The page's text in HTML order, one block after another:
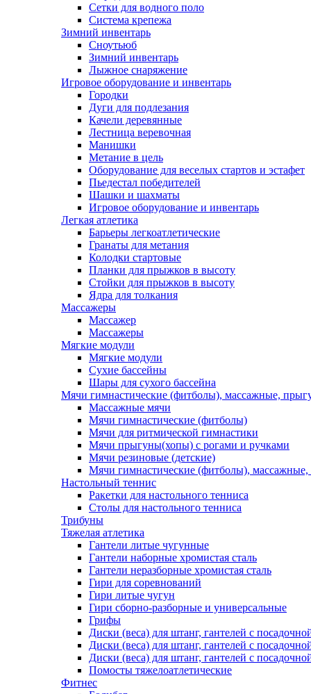
Сетки для водного поло
Система крепежа
Зимний инвентарь
Сноутьюб
Зимний инвентарь
Лыжное снаряжение
Игровое оборудование и инвентарь
Городки
Дуги для подлезания
Качели деревянные
Лестница веревочная
Манишки
Метание в цель
Оборудование для веселых стартов и эстафет
Пьедестал победителей
Шашки и шахматы
Игровое оборудование и инвентарь
Легкая атлетика
Барьеры легкоатлетические
Гранаты для метания
Колодки стартовые
Планки для прыжков в высоту
Стойки для прыжков в высоту
Ядра для толкания
Массажеры
Массажер
Массажеры
Мягкие модули
Мягкие модули
Сухие бассейны
Шары для сухого бассейна
Мячи гимнастические (фитболы), массажные,
Массажные мячи
Мячи гимнастические (фитболы)
Мячи для ритмической гимнастики
Мячи прыгуны(хопы) с рогами и ручками
Мячи резиновые (детские)
Мячи гимнастические (фитболы),
Настольный теннис
Ракетки для настольного тенниса
Столы для настольного тенниса
Трибуны
Тяжелая атлетика
Гантели литые чугунные
Гантели наборные хромистая сталь
Гантели неразборные хромистая сталь
Гири для соревнований
Гири литые чугун
Гири сборно-разборные и универсальные
Грифы
Диски (веса) для штанг, гантелей с
Диски (веса) для штанг, гантелей с
Диски (веса) для штанг, гантелей с
Помосты тяжелоатлетические
Фитнес